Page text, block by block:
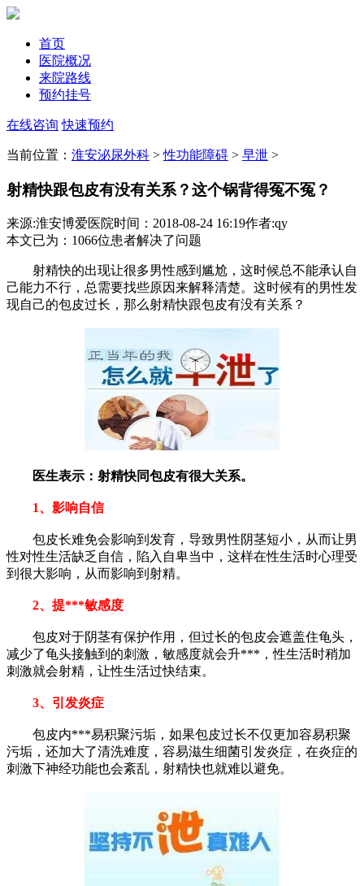
首页
医院概况
来院路线
预约挂号
在线咨询 快速预约
当前位置： 淮安泌尿外科 >性功能障碍 > 早泄 >
射精快跟包皮有没有关系？这个锅背得冤不冤？
来源:淮安博爱医院时间：2018-08-24 16:19作者:qy
本文已为 ：1066位患者解决了问题
射精快的出现让很多男性感到尴尬，这时候总不能承认自
己能力不行，总需要找些原因来解释清楚。这时候有的男性发
现自己的包皮过长，那么射精快跟包皮有没有关系？
医生表示：射精快同包皮有很大关系。
1、影响自信
包皮长难免会影响到发育，导致男性阴茎短小，从而让男
性对性生活缺乏自信，陷入自卑当中，这样在性生活时心理受
到很大影响，从而影响到射精。
2、提***敏感度
包皮对于阴茎有保护作用，但过长的包皮会遮盖住龟头，
减少了龟头接触到的刺激，敏感度就会升***，性生活时稍加
刺激就会射精，让性生活过快结束。
3、引发炎症
包皮内***易积聚污垢，如果包皮过长不仅更加容易积聚
污垢，还加大了清洗难度，容易滋生细菌引发炎症，在炎症的
刺激下神经功能也会紊乱，射精快也就难以避免。